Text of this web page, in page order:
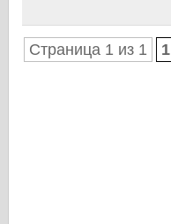
Страница 1 из 1 1